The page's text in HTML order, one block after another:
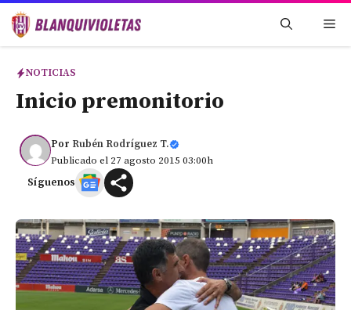
Saltar
NOTICIAS
Inicio premonitorio
Por Rubén Rodríguez T.
Publicado el 27 agosto 2015 03:00h
Síguenos